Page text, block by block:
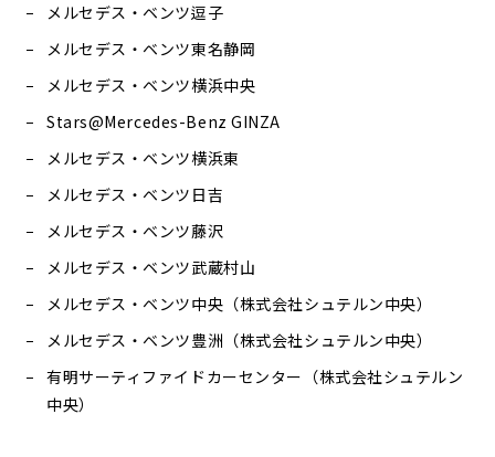
メルセデス・ベンツ逗子
メルセデス・ベンツ東名静岡
メルセデス・ベンツ横浜中央
Stars@Mercedes-Benz GINZA
メルセデス・ベンツ横浜東
メルセデス・ベンツ日吉
メルセデス・ベンツ藤沢
メルセデス・ベンツ武蔵村山
メルセデス・ベンツ中央（株式会社シュテルン中央）
メルセデス・ベンツ豊洲（株式会社シュテルン中央）
有明サーティファイドカーセンター（株式会社シュテルン
中央）